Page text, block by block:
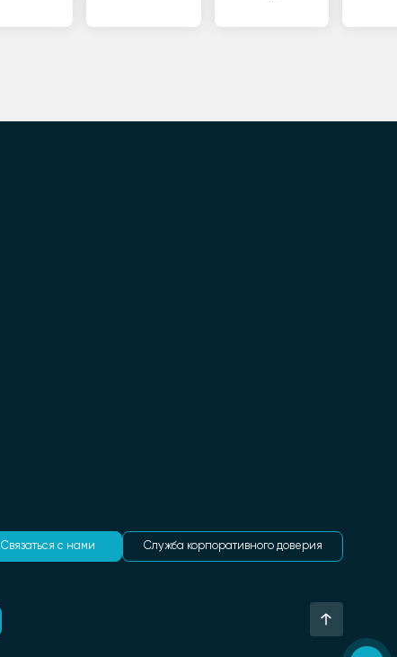
Связаться с нами Служба корпоративного доверия